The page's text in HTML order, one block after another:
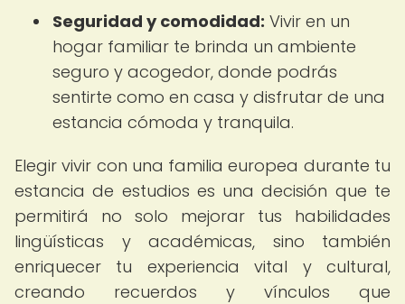
Seguridad y comodidad: Vivir en un
hogar familiar te brinda un ambiente
seguro y acogedor, donde podrás
sentirte como en casa y disfrutar de una
estancia cómoda y tranquila.
Elegir vivir con una familia europea durante tu
estancia de estudios es una decisión que te
permitirá no solo mejorar tus habilidades
lingüísticas y académicas, sino también
enriquecer tu experiencia vital y cultural,
creando recuerdos y vínculos que